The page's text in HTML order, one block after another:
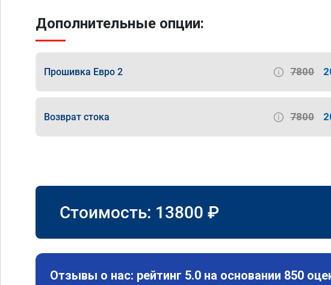
Дополнительные опции:
Прошивка Евро 2 7800
Возврат стока 7800
Стоимость: 13800 ₽
Отзывы о нас: рейтинг 5.0 на основании 850